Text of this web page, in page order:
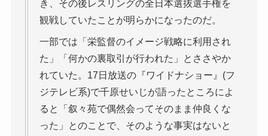
き、その後レスリングの全日本選抜選手権を
観戦していたことが明らかになったのだ。
一部では「栄監督のイメージ戦略に利用され
た」「何かの裏取引が行われた」とささやか
れていた。17日放送の『ワイドナショー』(フ
ジテレビ系)で千原せいじが語ったところによ
ると「叙々苑で偶然会ってそのまま仲良くな
った」とのことで、そのような事実はないと